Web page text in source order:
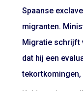
Spaanse
migranten.
Migratie schrijft
dat hij een